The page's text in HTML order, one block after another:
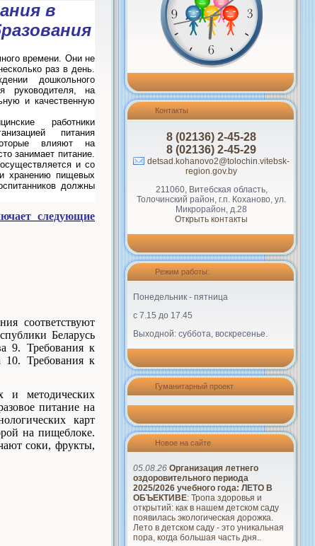
в
времени. Они не
раз в день.
дошкольного
руководителя, на
и качественную
работники
питания
влияют на
занимает питание.
и со
хранению пищевых
должны
следующие
соответствуют
Беларусь
9. Требования к
10. Требования к
и методических
питание на
карт
на пищеблоке.
соки, фрукты,
Контакты
8 (02136) 2-45-28
8 (02136) 2-45-29
detsad.kohanovo2@tolochin.vitebsk-
region.gov.by
211060, Витебская область,
Толочинский район, г.п. Коханово, ул.
Микрорайон, д.28
Открыть контакты
Режим работы:
Понедельник - пятница
с 7.15 до 17.45
Выходной: суббота, воскресенье.
Гуманитарный проект
Новое на сайте
05.08.26 Организация летнего
оздоровительного периода
2025/2026 учебного года: ЛЕТО В
ОБЪЕКТИВЕ: Тропа здоровья и
открытий: как в нашем детском саду
появилась экологическая дорожка.
Лето в детском саду - это уникальная
пора, когда большая часть дня..